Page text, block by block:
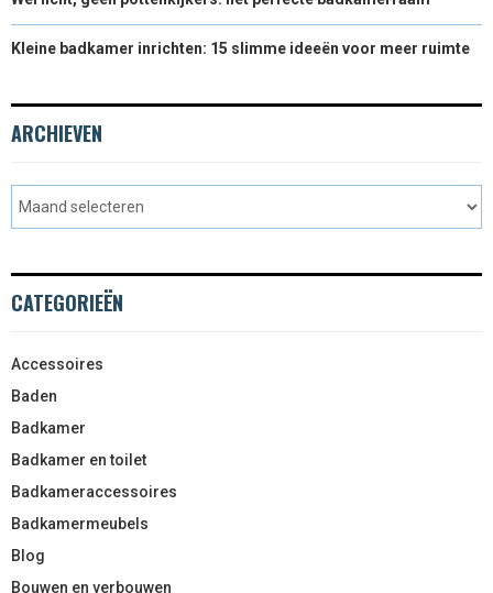
Kleine badkamer inrichten: 15 slimme ideeën voor meer ruimte
ARCHIEVEN
CATEGORIEËN
Accessoires
Baden
Badkamer
Badkamer en toilet
Badkameraccessoires
Badkamermeubels
Blog
Bouwen en verbouwen